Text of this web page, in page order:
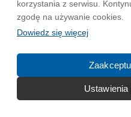
korzystania z serwisu.
zgodę na używanie cookies.
Dowiedz się więcej